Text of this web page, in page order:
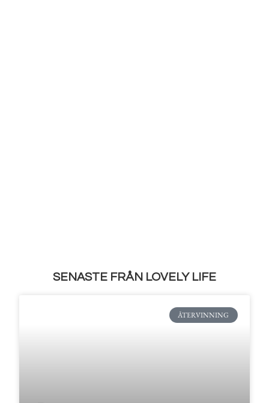
SENASTE FRÅN LOVELY LIFE
ÅTERVINNING